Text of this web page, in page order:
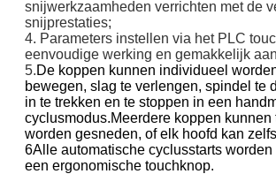
snijwerkzaamheden verrichten met de
snijprestaties;
4. Parameters instellen via het PLC
eenvoudige werking en gemakkelijk
5.De koppen kunnen individueel
bewegen, slag te verlengen, spindel te
in te trekken en te stoppen in een
cyclusmodus.Meerdere koppen kunnen
worden gesneden, of elk hoofd kan
6Alle automatische cyclusstarts
een ergonomische touchknop.